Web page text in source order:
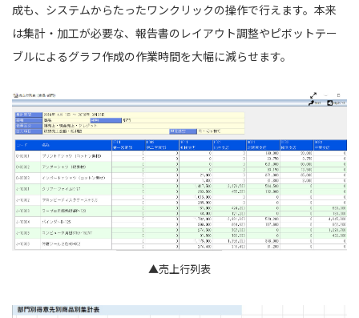
成も、システムからたったワンクリックの操作で行えます。本来
は集計・加工が必要な、報告書のレイアウト調整やピボットテー
ブルによるグラフ作成の作業時間を大幅に減らせます。
▲売上行列表